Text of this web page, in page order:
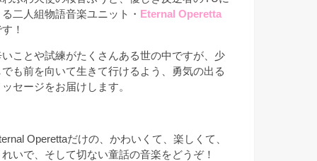
る二人組物語音楽ユニット・ Eternal Operetta
！
いことや試練がたくさんある世の中ですが、少
でも前を向いて生きて行けるよう、勇気の出る
セージをお届けします。
Operettaだけの、かわいくて、楽しくて、
れいで、そして切ない童話の音楽をどうぞ！